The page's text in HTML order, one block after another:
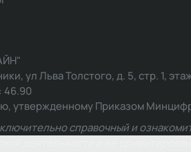
ул Льва Толстого, д. 5, стр. 1,
46.90
утвержденному Приказом
справочный и